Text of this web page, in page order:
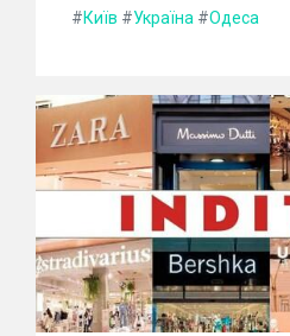
#Київ #Україна #Одеса